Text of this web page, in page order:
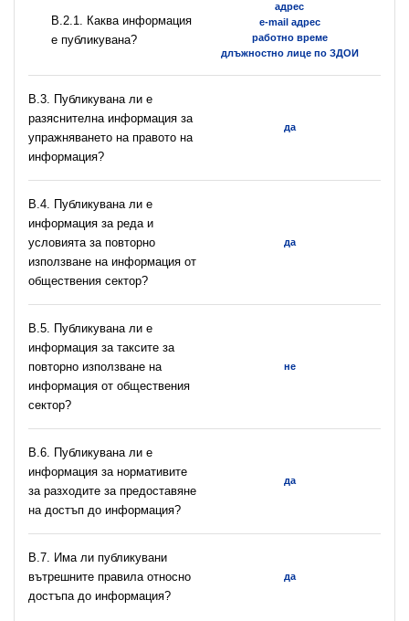
B.2.1. Каква информация
е публикувана?
адрес
e-mail адрес
работно време
длъжностно лице по ЗДОИ
В.3. Публикувана ли е
разяснителна информация за
упражняването на правото на
информация?
да
В.4. Публикувана ли е
информация за реда и
условията за повторно
използване на информация от
обществения сектор?
да
В.5. Публикувана ли е
информация за таксите за
повторно използване на
информация от обществения
сектор?
не
В.6. Публикувана ли е
информация за нормативите
за разходите за предоставяне
на достъп до информация?
да
В.7. Има ли публикувани
вътрешните правила относно
достъпа до информация?
да